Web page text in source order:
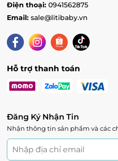
Vin Yên Bái - 116 Lý Đạo
Nguyễn Thái Học, Yên Bái
Vin Bắc Từ Liêm - 234
Đồng, Phường Cổ Nhuế 1,
Kiêu Kỵ, Hà Nội
Skylake - Vincom Plaza
Phường Mỹ Đình 1, Hà Nội
Tình trạng:Còn hàng
Vin Vinh - Vincom Plaza
Trung, Phường Quang
Điện thoại: 0941562875
Email: sale@litibaby.vn
Hỗ trợ thanh toán
Đăng Ký Nhận Tin
Nhận thông tin sản phẩm và các